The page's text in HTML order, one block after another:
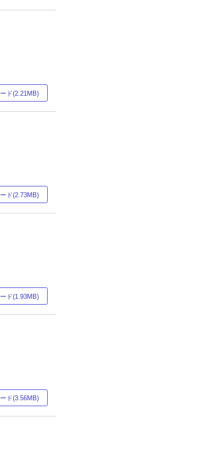
ド(2.21MB)
ド(2.73MB)
ド(1.93MB)
ド(3.56MB)